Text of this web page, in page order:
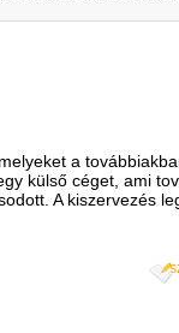
a
külső céget, ami
A kiszervezés